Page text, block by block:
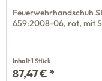
Feuerwehrhandschuh
659:2008-06, rot, mit
Inhalt1 Stück
87,47 € *